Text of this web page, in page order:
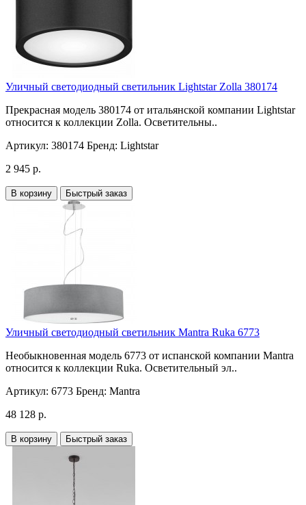
Уличный светодиодный светильник Lightstar Zolla 380174
Прекрасная модель 380174 от итальянской компании Lightstar
относится к коллекции Zolla. Осветительны..
Артикул: 380174 Бренд: Lightstar
2 945 р.
В корзину Быстрый заказ
Уличный светодиодный светильник Mantra Ruka 6773
Необыкновенная модель 6773 от испанской компании Mantra
относится к коллекции Ruka. Осветительный эл..
Артикул: 6773 Бренд: Mantra
48 128 р.
В корзину Быстрый заказ